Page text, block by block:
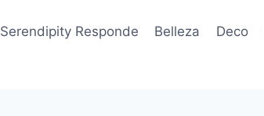
Serendipity Responde Belleza Deco